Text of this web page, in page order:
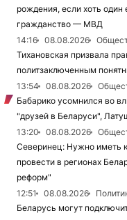
рождения, если хоть один
гражданство — МВД
14:16
08.08.2026
Тихановская призвала
политзаключенным
13:54
08.08.2026
Бабарико усомнился во
"друзей в Беларуси",
13:20
08.08.2026
Северинец: Нужно иметь
провести в регионах
реформ"
12:51
08.08.2026
Беларусь могут